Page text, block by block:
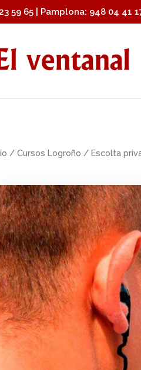
59 65 | Pamplona: 948 04 41
/Cursos Logroño / Escolta